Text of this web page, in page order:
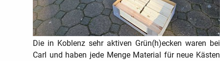
Die in Koblenz sehr aktiven Grün(h)ecken waren bei
Carl und haben jede Menge Material für neue Kästen